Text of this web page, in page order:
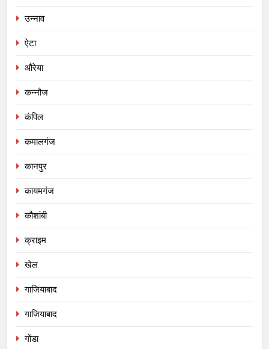
उन्नाव
ऐटा
औरेया
कन्नौज
कंपिल
कमालगंज
कानपुर
कायमगंज
कौशांबी
क्राइम
खेल
गाजियाबाद
गाजियाबाद
गोंडा